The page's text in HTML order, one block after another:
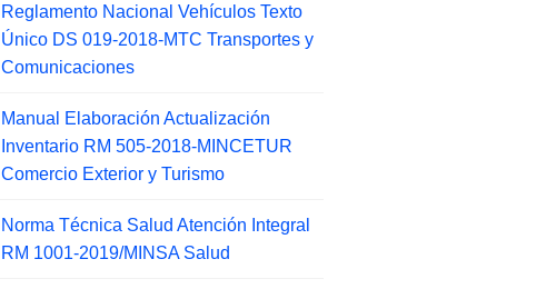
Reglamento Nacional Vehículos Texto
Único DS 019-2018-MTC Transportes y
Comunicaciones
Manual Elaboración Actualización
Inventario RM 505-2018-MINCETUR
Comercio Exterior y Turismo
Norma Técnica Salud Atención Integral
RM 1001-2019/MINSA Salud